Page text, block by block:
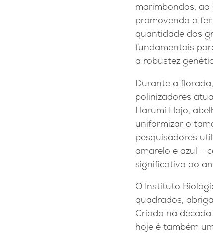
marimbondos,
promovendo a
quantidade dos
fundamentais
a robustez
Durante a
polinizadores
Harumi Hojo,
uniformizar o
pesquisadores
amarelo e azul –
significativo ao
O Instituto
quadrados,
Criado na
hoje é também